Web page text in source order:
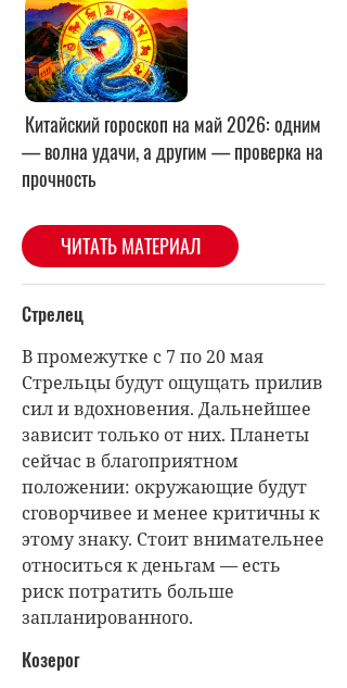
Китайский гороскоп на май 2026: одним
— волна удачи, а другим — проверка на
прочность
ЧИТАТЬ МАТЕРИАЛ
Стрелец
В промежутке с 7 по 20 мая
Стрельцы будут ощущать прилив
сил и вдохновения. Дальнейшее
зависит только от них. Планеты
сейчас в благоприятном
положении: окружающие будут
сговорчивее и менее критичны к
этому знаку. Стоит внимательнее
относиться к деньгам — есть
риск потратить больше
запланированного.
Козерог